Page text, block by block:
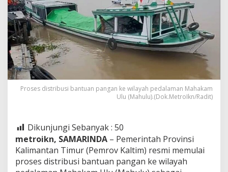
Proses distribusi bantuan pangan ke wilayah pedalaman Mahakam
Ulu (Mahulu).(Dok.MetroIkn/Radit)
Dikunjungi Sebanyak : 50
metroikn, SAMARINDA – Pemerintah Provinsi
Kalimantan Timur (Pemrov Kaltim) resmi memulai
proses distribusi bantuan pangan ke wilayah